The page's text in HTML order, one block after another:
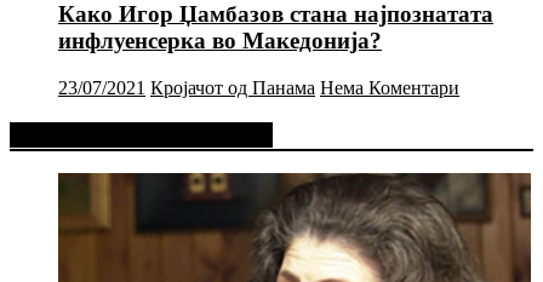
Како Игор Џамбазов стана најпознатата
инфлуенсерка во Македонија?
23/07/2021 Кројачот од Панама Нема Коментари